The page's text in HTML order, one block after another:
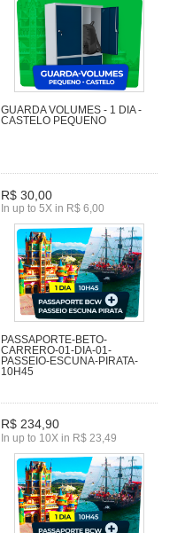
GUARDA VOLUMES - 1 DIA -
CASTELO PEQUENO
R$ 30,00
In up to 5X in R$ 6,00
PASSAPORTE-BETO-
CARRERO-01-DIA-01-
PASSEIO-ESCUNA-PIRATA-
10H45
R$ 234,90
In up to 10X in R$ 23,49